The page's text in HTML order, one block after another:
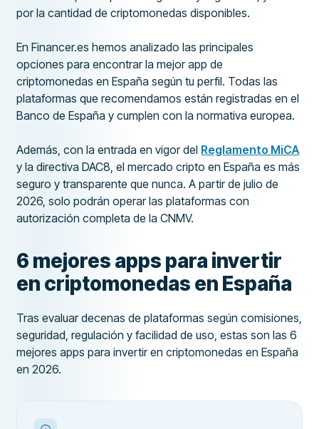
por la cantidad de criptomonedas disponibles.
En Financer.es hemos analizado las principales
opciones para encontrar la mejor app de
criptomonedas en España según tu perfil. Todas las
plataformas que recomendamos están registradas en el
Banco de España y cumplen con la normativa europea.
Además, con la entrada en vigor del Reglamento MiCA
y la directiva DAC8, el mercado cripto en España es más
seguro y transparente que nunca. A partir de julio de
2026, solo podrán operar las plataformas con
autorización completa de la CNMV.
6 mejores apps para invertir
en criptomonedas en España
Tras evaluar decenas de plataformas según comisiones,
seguridad, regulación y facilidad de uso, estas son las 6
mejores apps para invertir en criptomonedas en España
en 2026.